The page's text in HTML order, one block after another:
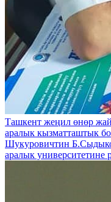
Ташкент жеңил өнөр
аралык кызматташтык
Шукуровичтин
аралык